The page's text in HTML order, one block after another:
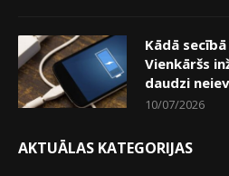
Kādā
Vienkāršs
daudzi
10/07/2026
AKTUĀLAS KATEGORIJAS